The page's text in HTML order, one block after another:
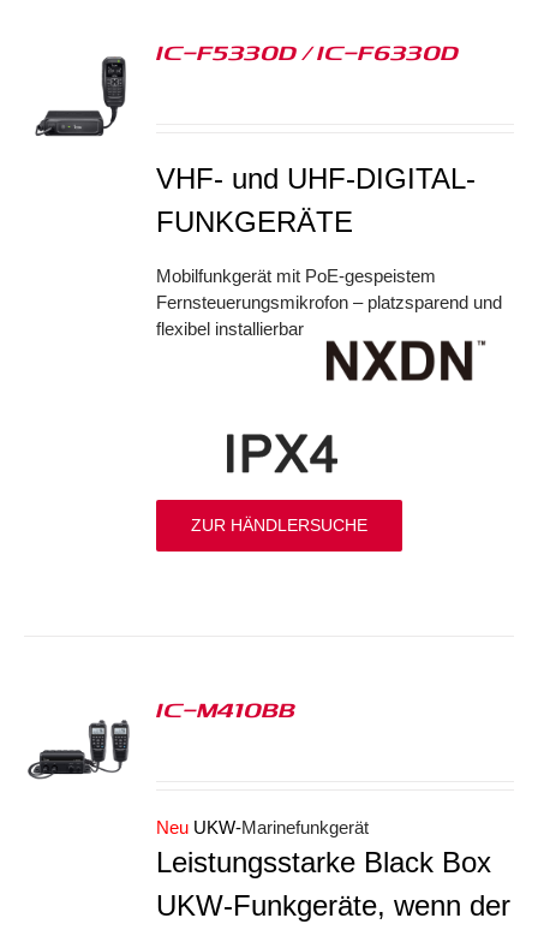
IC-F5330D / IC-F6330D
VHF- und UHF-DIGITAL-
FUNKGERÄTE
Mobilfunkgerät mit PoE-gespeistem
Fernsteuerungsmikrofon – platzsparend und
flexibel installierbar
ZUR HÄNDLERSUCHE
IC-M410BB
Neu UKW-Marinefunkgerät
Leistungsstarke Black Box
UKW-Funkgeräte, wenn der